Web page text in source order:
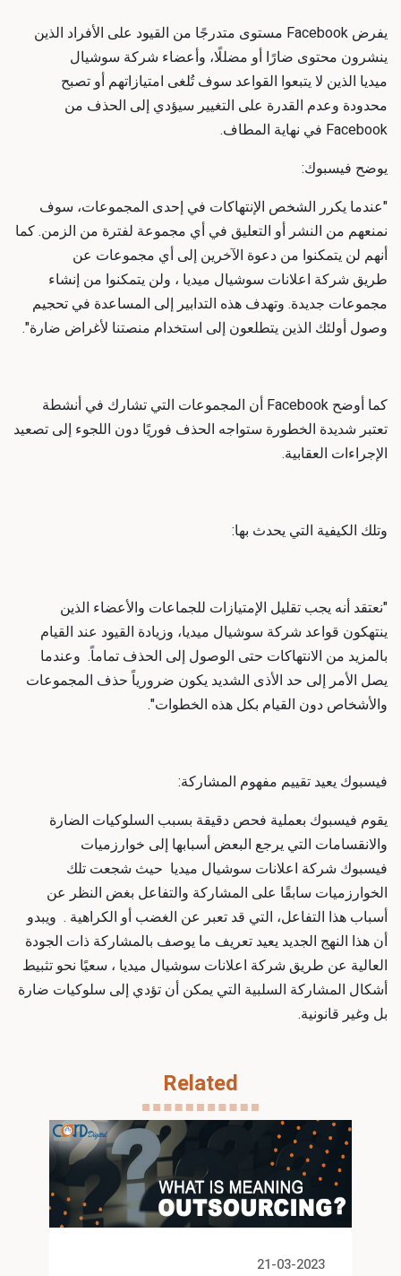
يفرض Facebook مستوى متدرجًا من القيود على الأفراد الذين
ينشرون محتوى ضارًا أو مضللًا، وأعضاء شركة سوشيال
ميديا الذين لا يتبعوا القواعد سوف تُلغى امتيازاتهم أو تصبح
محدودة وعدم القدرة على التغيير سيؤدي إلى الحذف من
Facebook في نهاية المطاف.
يوضح فيسبوك:
"عندما يكرر الشخص الإنتهاكات في إحدى المجموعات، سوف
نمنعهم من النشر أو التعليق في أي مجموعة لفترة من الزمن. كما
أنهم لن يتمكنوا من دعوة الآخرين إلى أي مجموعات عن
طريق شركة اعلانات سوشيال ميديا ، ولن يتمكنوا من إنشاء
مجموعات جديدة. وتهدف هذه التدابير إلى المساعدة في تحجيم
وصول أولئك الذين يتطلعون إلى استخدام منصتنا لأغراض ضارة".
كما أوضح Facebook أن المجموعات التي تشارك في أنشطة
تعتبر شديدة الخطورة ستواجه الحذف فوريًا دون اللجوء إلى تصعيد
الإجراءات العقابية.
وتلك الكيفية التي يحدث بها:
"نعتقد أنه يجب تقليل الإمتيازات للجماعات والأعضاء الذين
ينتهكون قواعد شركة سوشيال ميديا، وزيادة القيود عند القيام
بالمزيد من الانتهاكات حتى الوصول إلى الحذف تماماً. وعندما
يصل الأمر إلى حد الأذى الشديد يكون ضرورياً حذف المجموعات
والأشخاص دون القيام بكل هذه الخطوات".
فيسبوك يعيد تقييم مفهوم المشاركة:
يقوم فيسبوك بعملية فحص دقيقة بسبب السلوكيات الضارة
والانقسامات التي يرجع البعض أسبابها إلى خوارزميات
فيسبوك شركة اعلانات سوشيال ميديا حيث شجعت تلك
الخوارزميات سابقًا على المشاركة والتفاعل بغض النظر عن
أسباب هذا التفاعل، التي قد تعبر عن الغضب أو الكراهية . ويبدو
أن هذا النهج الجديد يعيد تعريف ما يوصف بالمشاركة ذات الجودة
العالية عن طريق شركة اعلانات سوشيال ميديا ، سعيًا نحو تثبيط
أشكال المشاركة السلبية التي يمكن أن تؤدي إلى سلوكيات ضارة
بل وغير قانونية.
Related
21-03-2023